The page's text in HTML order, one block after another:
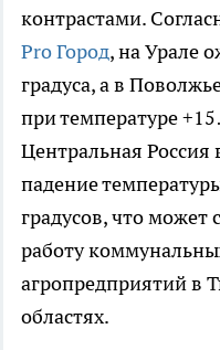
контрастами.
Pro Город, на Урале
градуса, а в
при температуре
Центральная Россия
падение
градусов, что может
работу
агропредприятий в
областях.